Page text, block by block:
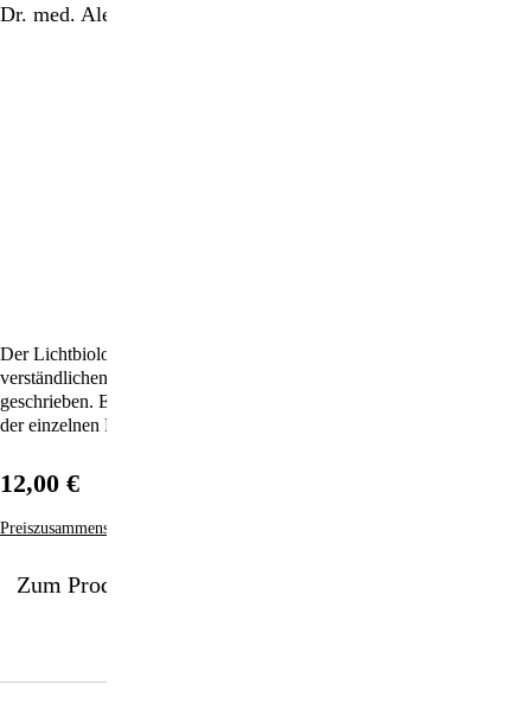
Dr. med. Alexander Wunsch
Der Lichtbiologie-Experte hat einen praktischen und leicht
verständlichen Leitfaden für den Gebrauch der Therapie-Farbbrillen
geschrieben. Er enthält umfangreiche Erläuterungen zu den Wirkungen
der einzelnen Farben und Farbgruppen.
Zum Produkt
12,00 €
Preiszusammensetzung